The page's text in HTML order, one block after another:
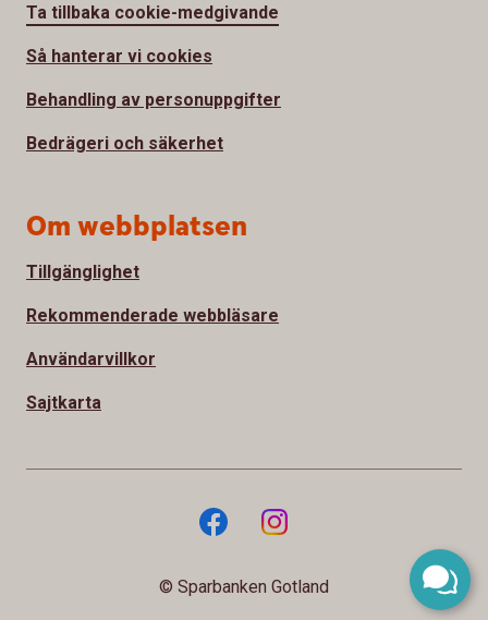
Ta tillbaka cookie-medgivande
Så hanterar vi cookies
Behandling av personuppgifter
Bedrägeri och säkerhet
Om webbplatsen
Tillgänglighet
Rekommenderade webbläsare
Användarvillkor
Sajtkarta
© Sparbanken Gotland